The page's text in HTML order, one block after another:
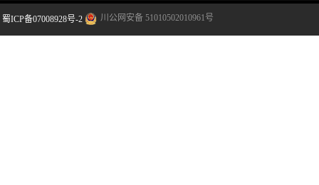
蜀ICP备07008928号-2 川公网安备 51010502010961号